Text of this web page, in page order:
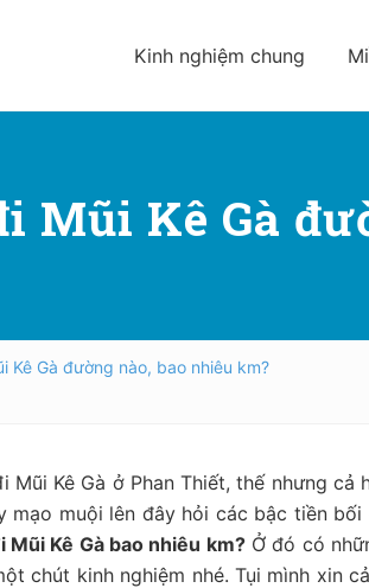
Kinh nghiệm chung
Mũi Kê Gà
Kê Gà đường nào, bao nhiêu km?
Kê Gà ở Phan Thiết, thế nhưng cả
mạo muội lên đây hỏi các bậc tiền bối
Kê Gà bao nhiêu km?Ở đó có
chút kinh nghiệm nhé. Tụi mình xin